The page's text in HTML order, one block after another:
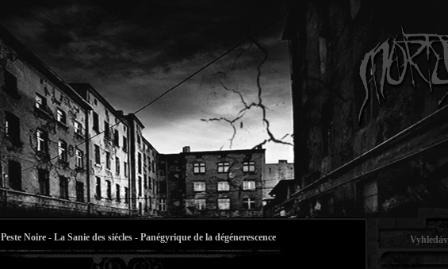
Peste Noire - La Sanie des siécles - Panégyrique de la dégénerescence